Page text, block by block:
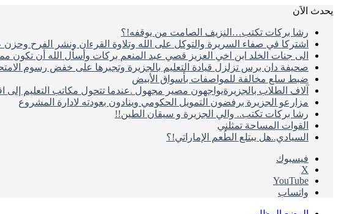
يحدث الاَن
رشا بركات تكتب…النزيف الصامت من يوقفه!؟
اشتركا في صفاء السريرة والتوكل على الله وتلاوة القرءان ونشر الفرح
الى جنات الخلد ابن اخي العزيز قصي عبد المنعم بركات وأسأل الله أن تكون
صحيفة دان برس تزلزل قيادة التعليم بالجزيرة وتجبرها على خفض رسوم
ضبط سلع مخالفة للمواصفات بأسواق الأبيض
آلاف الطلاب بالجزيرةيواجهون مصير مجهول .عندما تتحول مكاتب التعليم إلى
مزارعو الجزيرة برفضون التمويل الحكومي وينادون بعودته لادارة المشروع
رشا بركات تكتب.. والي الجزيرة و سيقان الطين!!
القوات المساحة تمثلني
السيادي..هل يبتلع الطُعم الإماراتي!؟
فيسبوك
‫X
‫YouTube
واتساب